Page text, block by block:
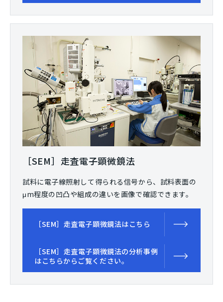
［SEM］走査電子顕微鏡法
試料に電子線照射して得られる信号から、試料表面の
μm程度の凹凸や組成の違いを画像で確認できます。
［SEM］走査電子顕微鏡法はこちら
［SEM］走査電子顕微鏡法の分析事例
はこちらからご覧ください。